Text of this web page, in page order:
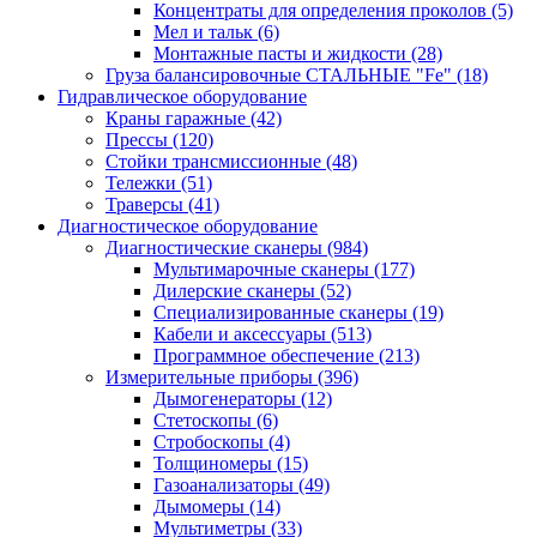
Концентраты для определения проколов (5)
Мел и тальк (6)
Монтажные пасты и жидкости (28)
Груза балансировочные СТАЛЬНЫЕ "Fe" (18)
Гидравлическое оборудование
Краны гаражные (42)
Прессы (120)
Стойки трансмиссионные (48)
Тележки (51)
Траверсы (41)
Диагностическое оборудование
Диагностические сканеры (984)
Мультимарочные сканеры (177)
Дилерские сканеры (52)
Специализированные сканеры (19)
Кабели и аксессуары (513)
Программное обеспечение (213)
Измерительные приборы (396)
Дымогенераторы (12)
Стетоскопы (6)
Стробоскопы (4)
Толщиномеры (15)
Газоанализаторы (49)
Дымомеры (14)
Мультиметры (33)